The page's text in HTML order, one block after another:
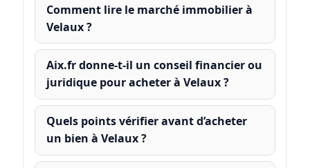
Comment lire le marché immobilier à
Velaux ?
Aix.fr donne-t-il un conseil financier ou
juridique pour acheter à Velaux ?
Quels points vérifier avant d’acheter
un bien à Velaux ?